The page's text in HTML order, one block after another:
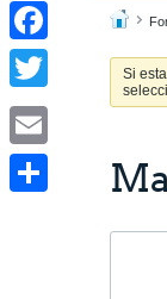
Si
LinkedIn
Facebook
Twitter
Email